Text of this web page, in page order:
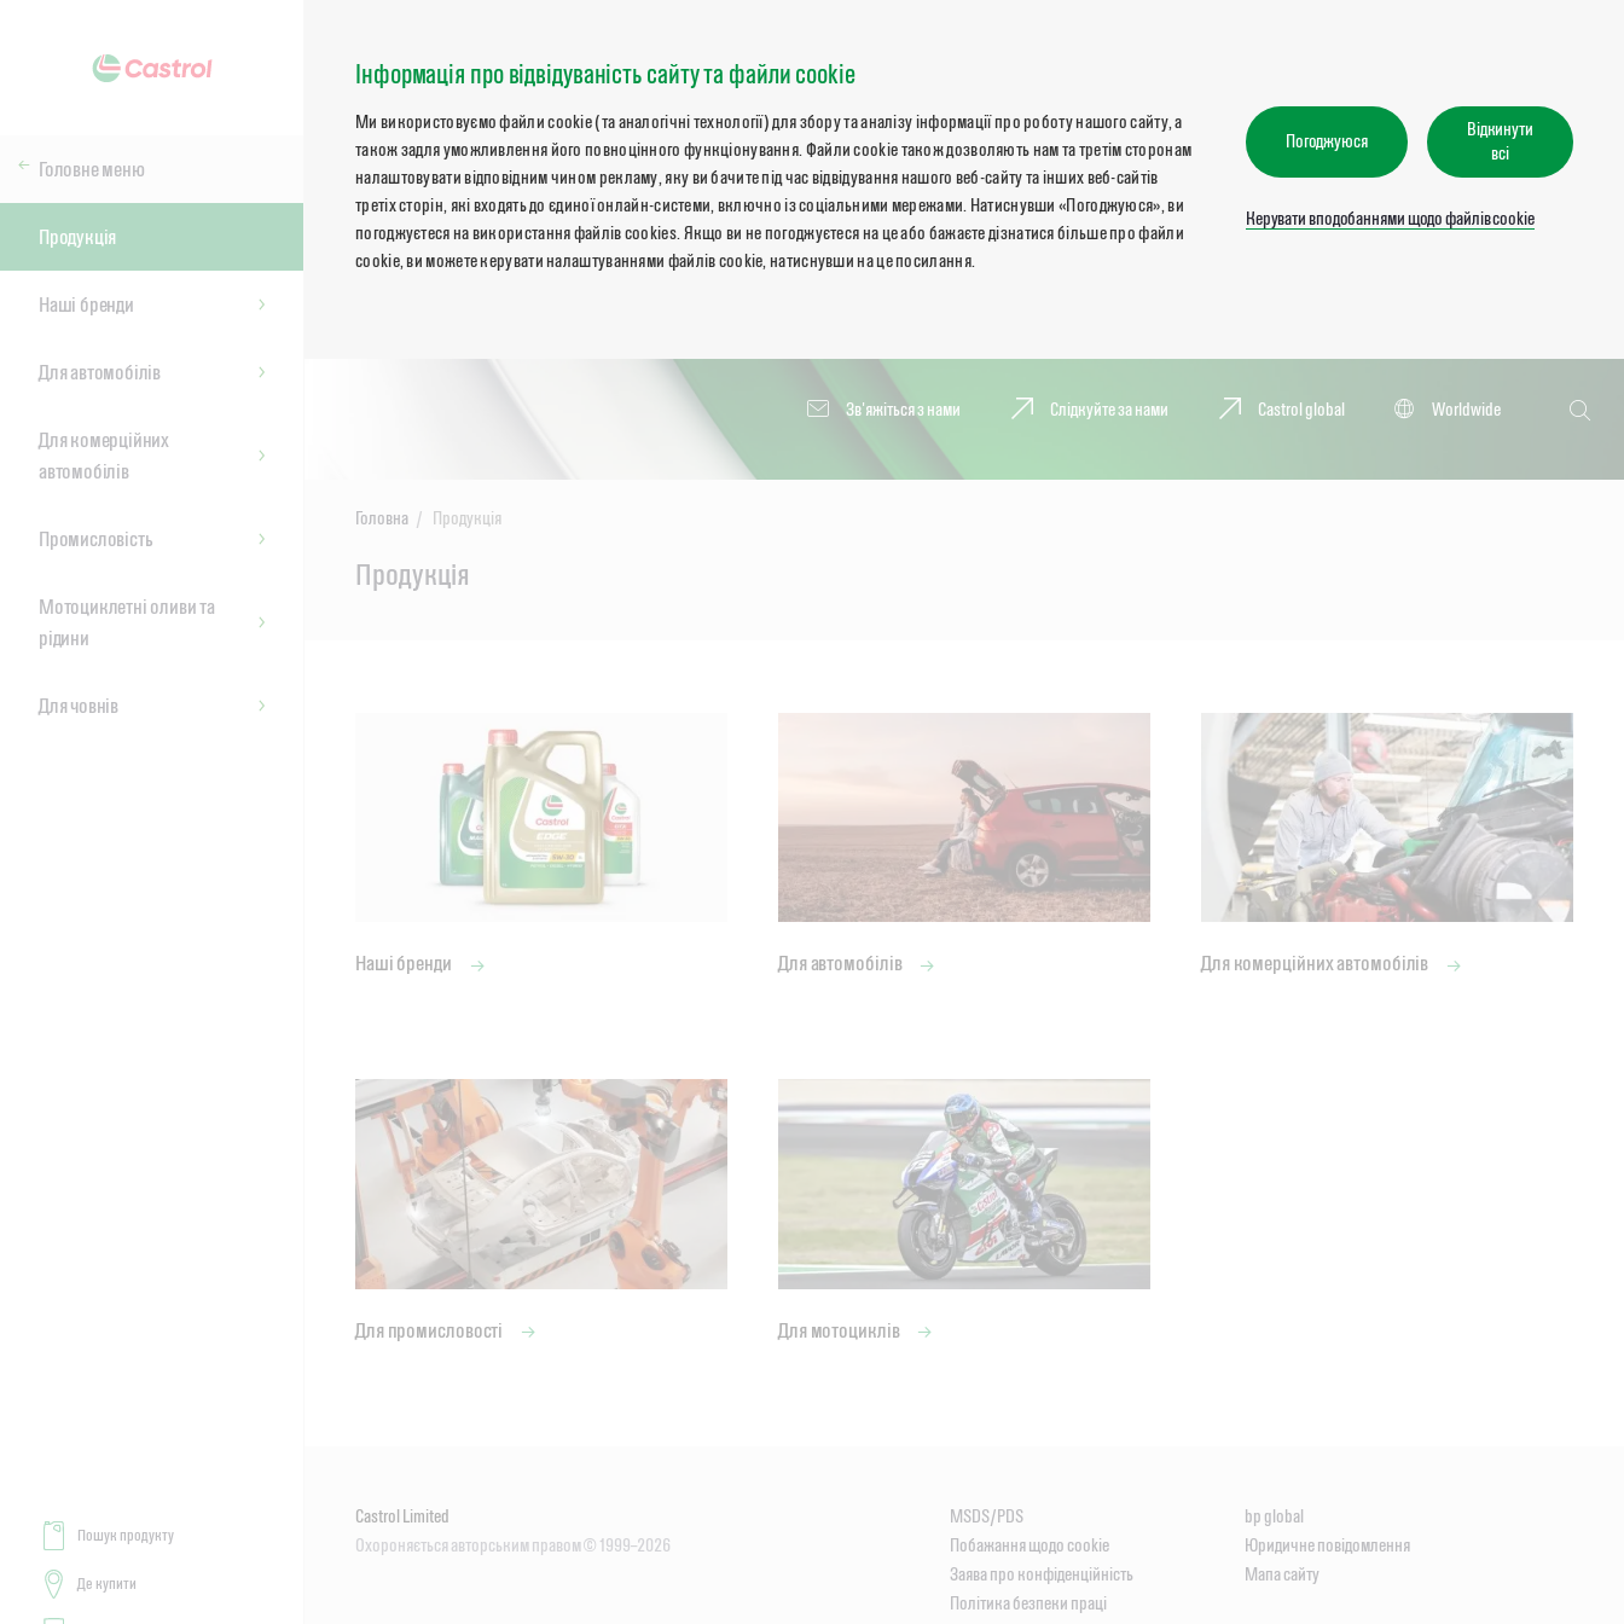
Інформація про відвідуваність сайту та файли cookie
Ми використовуємо файли cookie (та аналогічні технології) для збору та аналізу інформації про роботу нашого сайту, а
також задля уможливлення його повноцінного функціонування. Файли cookie також дозволяють нам та третім сторонам
налаштовувати відповідним чином рекламу, яку ви бачите під час відвідування нашого веб-сайту та інших веб-сайтів
третіх сторін, які входять до єдиної онлайн-системи, включно із соціальними мережами. Натиснувши «Погоджуюся», ви
погоджуєтеся на використання файлів cookies. Якщо ви не погоджуєтеся на це або бажаєте дізнатися більше про файли
cookie, ви можете керувати налаштуваннями файлів cookie, натиснувши на це посилання.
Погоджуюся
Відкинути
всі
Керувати вподобаннями щодо файлів cookie
Зв'яжіться з нами Слідкуйте за нами Castrol global
Worldwide
Пошук
Головне меню
Продукція
Наші бренди
Для автомобілів
Для комерційних
автомобілів
Промисловість
Мотоциклетні оливи та
рідини
Для човнів
Пошук продукту
Де купити
Головна Продукція
Продукція
Наші бренди Для автомобілів Для комерційних автомобілів
Для промисловості Для мотоциклів
Castrol Limited
Охороняється авторським правом © 1999–2026
MSDS/PDS
bp global
Побажання щодо сookie
Юридичне повідомлення
Заява про конфіденційність
Мапа сайту
Політика безпеки праці